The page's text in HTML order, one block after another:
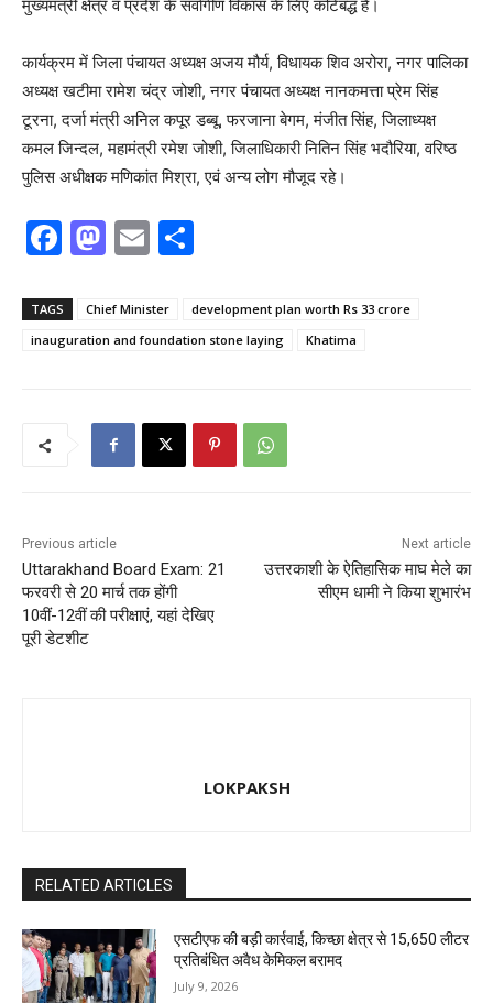
मुख्यमंत्री क्षेत्र व प्रदेश के सर्वागींण विकास के लिए कटिबद्ध है।
कार्यक्रम में जिला पंचायत अध्यक्ष अजय मौर्य, विधायक शिव अरोरा, नगर पालिका
अध्यक्ष खटीमा रामेश चंद्र जोशी, नगर पंचायत अध्यक्ष नानकमत्ता प्रेम सिंह
टूरना, दर्जा मंत्री अनिल कपूर डब्बू, फरजाना बेगम, मंजीत सिंह, जिलाध्यक्ष
कमल जिन्दल, महामंत्री रमेश जोशी, जिलाधिकारी नितिन सिंह भदौरिया, वरिष्ठ
पुलिस अधीक्षक मणिकांत मिश्रा, एवं अन्य लोग मौजूद रहे।
F
c
e
M
st
o
o
n
E
ai
l
ar
e
TAGS Chief Minister
development plan worth Rs 33 crore
inauguration and foundation stone laying
Khatima
Previous article
Uttarakhand Board Exam: 21
फरवरी से 20 मार्च तक होंगी
10वीं-12वीं की परीक्षाएं, यहां देखिए
पूरी डेटशीट
Next article
उत्तरकाशी के ऐतिहासिक माघ मेले का
सीएम धामी ने किया शुभारंभ
LOKPAKSH
RELATED ARTICLES
एसटीएफ की बड़ी कार्रवाई, किच्छा क्षेत्र से 15,650 लीटर
प्रतिबंधित अवैध केमिकल बरामद
July 9, 2026